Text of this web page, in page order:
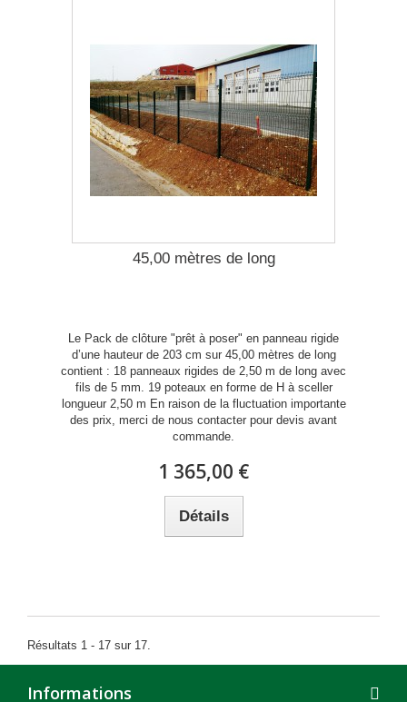
45,00 mètres de long
Le Pack de clôture "prêt à poser" en panneau rigide
d’une hauteur de 203 cm sur 45,00 mètres de long
contient : 18 panneaux rigides de 2,50 m de long avec
fils de 5 mm. 19 poteaux en forme de H à sceller
longueur 2,50 m En raison de la fluctuation importante
des prix, merci de nous contacter pour devis avant
commande.
1 365,00 €
Détails
Résultats 1 - 17 sur 17.
Informations